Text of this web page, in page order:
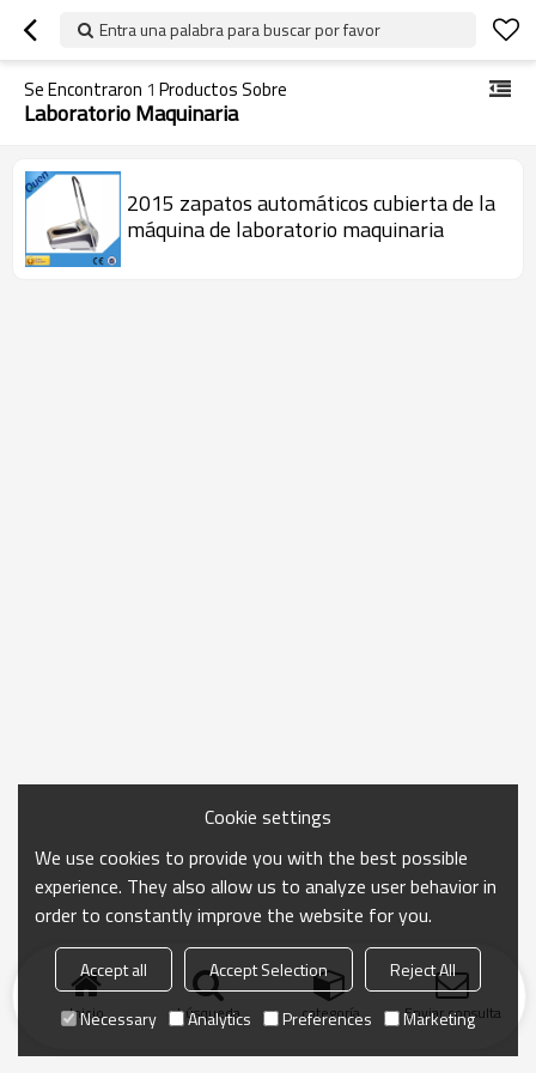
Entra una palabra para buscar por favor
Se Encontraron 1 Productos Sobre
Laboratorio Maquinaria
2015 zapatos automáticos cubierta de la
máquina de laboratorio maquinaria
Inicio búsqueda categoría Enviar consulta
Cookie settings
We use cookies to provide you with the best possible
experience. They also allow us to analyze user behavior in
order to constantly improve the website for you.
Accept all Accept Selection
Reject All
Necessary
Analytics Preferences Marketing